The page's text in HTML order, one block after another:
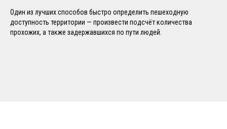
Один из лучших способов быстро определить пешеходную
доступность территории — произвести подсчёт количества
прохожих, а также задержавшихся по пути людей.